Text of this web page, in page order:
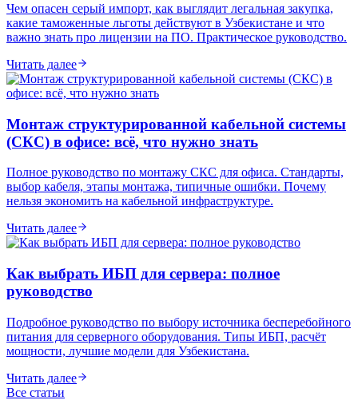
Чем опасен серый импорт, как выглядит легальная закупка,
какие таможенные льготы действуют в Узбекистане и что
важно знать про лицензии на ПО. Практическое руководство.
Читать далее
Монтаж структурированной кабельной системы
(СКС) в офисе: всё, что нужно знать
Полное руководство по монтажу СКС для офиса. Стандарты,
выбор кабеля, этапы монтажа, типичные ошибки. Почему
нельзя экономить на кабельной инфраструктуре.
Читать далее
Как выбрать ИБП для сервера: полное
руководство
Подробное руководство по выбору источника бесперебойного
питания для серверного оборудования. Типы ИБП, расчёт
мощности, лучшие модели для Узбекистана.
Читать далее
Все статьи